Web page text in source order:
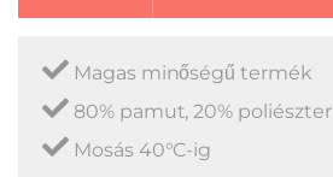
Magas minőségű termék
80% pamut, 20% poliészter
Mosás 40°C-ig